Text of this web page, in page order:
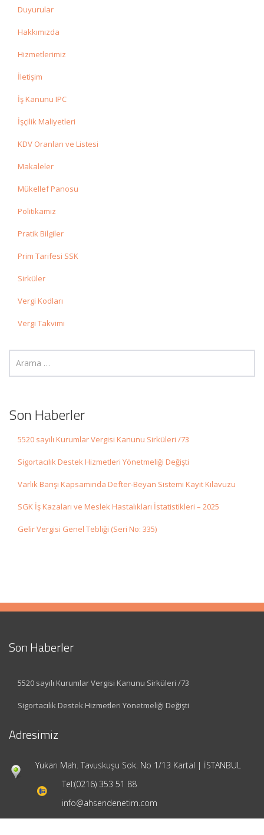
Duyurular
Hakkımızda
Hizmetlerimiz
İletişim
İş Kanunu IPC
İşçilik Maliyetleri
KDV Oranları ve Listesi
Makaleler
Mükellef Panosu
Politikamız
Pratik Bilgiler
Prim Tarifesi SSK
Sirküler
Vergi Kodları
Vergi Takvimi
Son Haberler
5520 sayılı Kurumlar Vergisi Kanunu Sirküleri /73
Sigortacılık Destek Hizmetleri Yönetmeliği Değişti
Varlık Barışı Kapsamında Defter-Beyan Sistemi Kayıt Kılavuzu
SGK İş Kazaları ve Meslek Hastalıkları İstatistikleri – 2025
Gelir Vergisi Genel Tebliği (Seri No: 335)
Son Haberler
5520 sayılı Kurumlar Vergisi Kanunu Sirküleri /73
Sigortacılık Destek Hizmetleri Yönetmeliği Değişti
Adresimiz
Yukarı Mah. Tavuskuşu Sok. No 1/13 Kartal | İSTANBUL
Tel:(0216) 353 51 88
info@ahsendenetim.com